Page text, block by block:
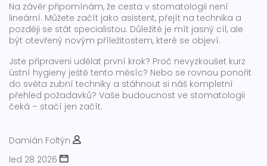
Na závěr připomínám, že cesta v stomatologii není
lineární. Můžete začít jako asistent, přejít na technika a
později se stát specialistou. Důležité je mít jasný cíl, ale
být otevřený novým příležitostem, které se objeví.
Jste připraveni udělat první krok? Proč nevyzkoušet kurz
ústní hygieny ještě tento měsíc? Nebo se rovnou ponořit
do světa zubní techniky a stáhnout si náš kompletní
přehled požadavků? Vaše budoucnost ve stomatologii
čeká – stačí jen začít.
Damián Foltýn
led 28 2026